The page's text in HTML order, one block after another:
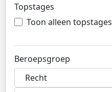
Topstages
Toon alleen topstages
Beroepsgroep
Recht